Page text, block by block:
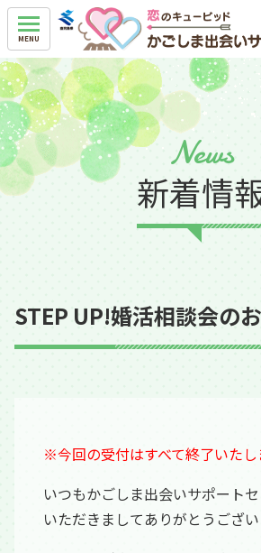
News
新着情
STEP UP!婚活相談会の
※今回の受付はすべて終了いたし
いつもかごしま出会いサポート
いただきましてありがとうござい